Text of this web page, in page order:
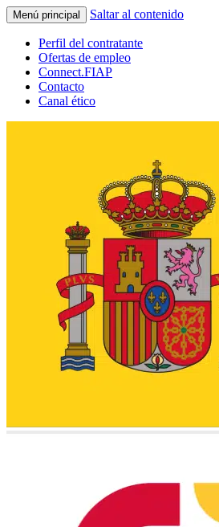
Menú principal Saltar al contenido
Perfil del contratante
Ofertas de empleo
Connect.FIAP
Contacto
Canal ético